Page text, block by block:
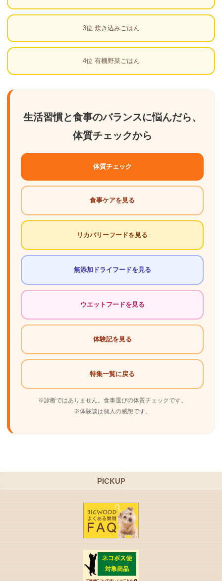
3位 炊き込みごはん
4位 有機野菜ごはん
生活習慣と食事のバランスに悩んだら、
体質チェックから
体質チェック
食事ケアを見る
リカバリーフードを見る
無添加ドライフードを見る
ウエットフードを見る
体験記を見る
特集一覧に戻る
※診断ではありません。食事選びの体質チェックです。
※体験談は個人の感想です。
PICKUP